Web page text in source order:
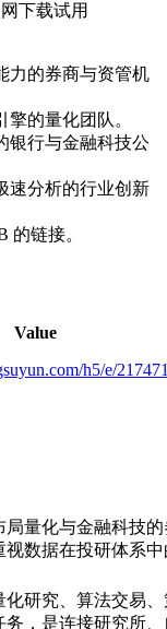
下载试用
力的券商与资管机
的量化团队。
银行与金融科技公
速分析的行业创新
的链接。
Value
h5/e/
局量化与金融科技的
视数据在投研体系中
化研究、算法交易、
务，是连接研究所、